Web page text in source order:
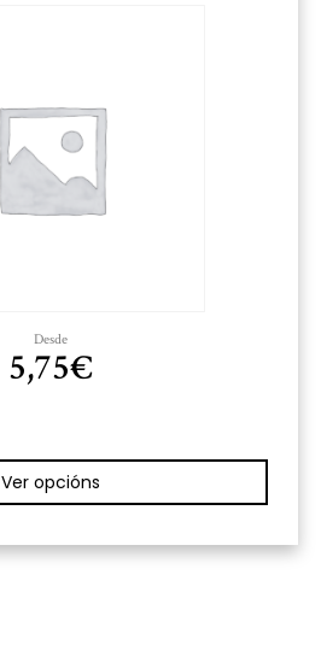
Desde
5,75€
Ver opcións